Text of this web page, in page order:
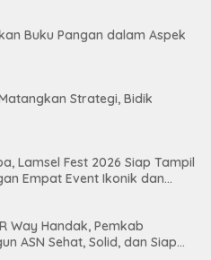
Buku Pangan dalam Aspek
Strategi, Bidik
Lamsel Fest 2026 Siap Tampil
Empat Event Ikonik dan
Way Handak, Pemkab
ASN Sehat, Solid, dan Siap